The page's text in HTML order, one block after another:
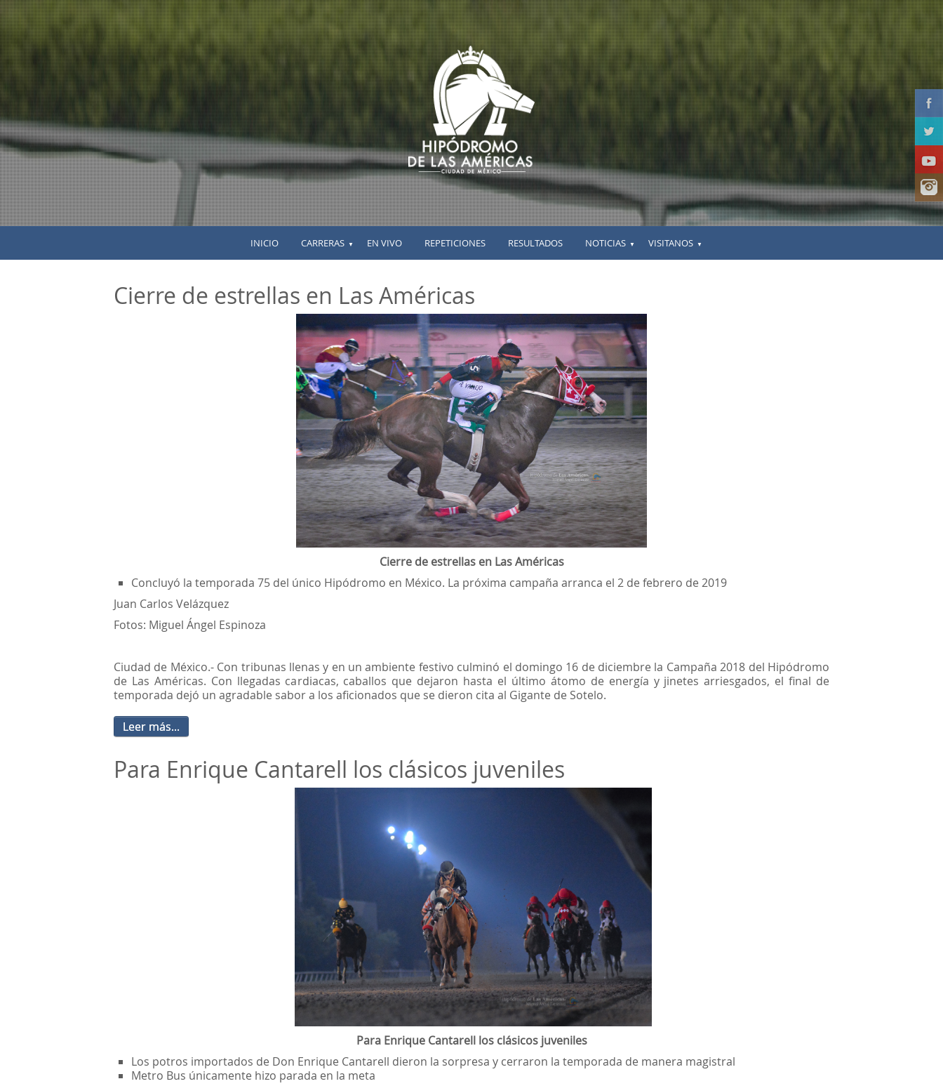
INICIO CARRERAS ▼ EN VIVO REPETICIONES RESULTADOS NOTICIAS ▼ VISITANOS ▼
Cierre de estrellas en Las Américas
Cierre de estrellas en Las Américas
Concluyó la temporada 75 del único Hipódromo en México. La próxima campaña arranca el 2 de febrero de 2019
Juan Carlos Velázquez
Fotos: Miguel Ángel Espinoza
Ciudad de México.- Con tribunas llenas y en un ambiente festivo culminó el domingo 16 de diciembre la Campaña 2018 del Hipódromo
de Las Américas. Con llegadas cardiacas, caballos que dejaron hasta el último átomo de energía y jinetes arriesgados, el final de
temporada dejó un agradable sabor a los aficionados que se dieron cita al Gigante de Sotelo.
Leer más...
Para Enrique Cantarell los clásicos juveniles
Para Enrique Cantarell los clásicos juveniles
Los potros importados de Don Enrique Cantarell dieron la sorpresa y cerraron la temporada de manera magistral
Metro Bus únicamente hizo parada en la meta